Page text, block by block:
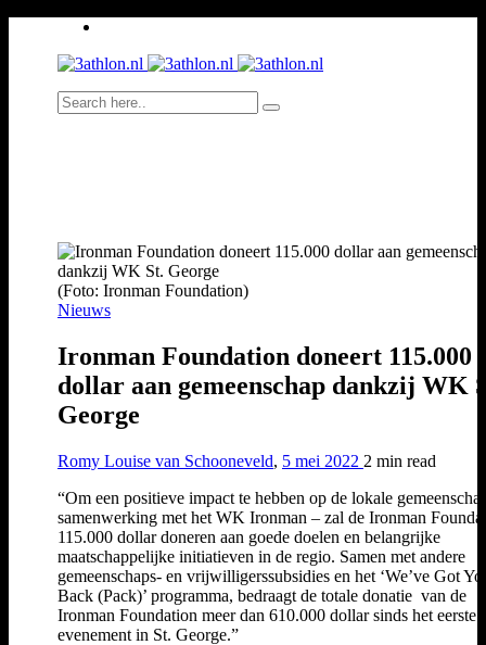
(Foto: Ironman Foundation)
Nieuws
Ironman Foundation doneert 115.000
dollar aan gemeenschap dankzij WK
George
Romy Louise van Schooneveld, 5 mei 2022 2 min read
“Om een positieve impact te hebben op de lokale
samenwerking met het WK Ironman – zal de Ironman
115.000 dollar doneren aan goede doelen en belangrijke
maatschappelijke initiatieven in de regio. Samen met andere
gemeenschaps- en vrijwilligerssubsidies en het ‘We’ve Got
Back (Pack)’ programma, bedraagt de totale donatie van de
Ironman Foundation meer dan 610.000 dollar sinds het eerste
evenement in St. George.”